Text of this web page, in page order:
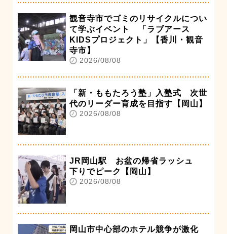
観音寺市でゴミのリサイクルについ
て学ぶイベント 「ラブアース
KIDSプロジェクト」【香川・観音
寺市】
2026/08/08
「新・ももたろう塾」入塾式 次世
代のリーダー育成を目指す【岡山】
2026/08/08
JR岡山駅 お盆の帰省ラッシュ
下りでピーク【岡山】
2026/08/08
岡山市中心部のホテル競争が激化